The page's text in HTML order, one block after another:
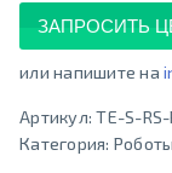
ЗАПРОСИТЬ
или напишите на
Артикул:TE-S-RS-
Категория: